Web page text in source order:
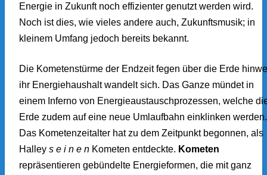
Energie in Zukunft noch effizienter genutzt werden wird.
Noch ist dies, wie vieles andere auch, Zukunftsmusik; in
kleinem Umfang jedoch bereits bekannt.
Die Kometenstürme der Endzeit fegen über die Erde
ihr Energiehaushalt wandelt sich. Das Ganze mündet in
einem Inferno von Energieaustauschprozessen, welche
Erde zudem auf eine neue Umlaufbahn einklinken werden.
Das Kometenzeitalter hat zu dem Zeitpunkt begonnen, als
Halley s e i n e n Kometen entdeckte. Kometen
repräsentieren gebündelte Energieformen, die mit ganz